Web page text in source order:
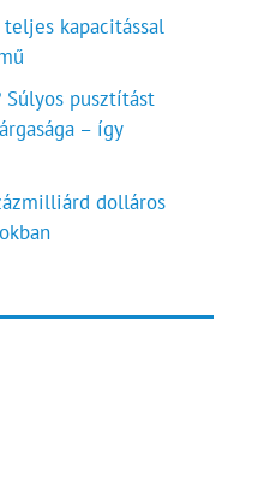
kapacitással
Súlyos pusztítást
– így
dolláros